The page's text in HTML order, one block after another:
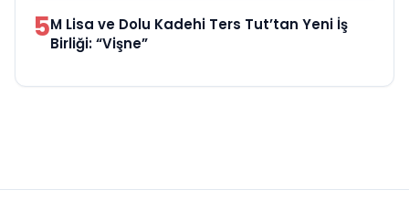
5M Lisa ve Dolu Kadehi Ters Tut’tan Yeni İş
Birliği: “Vişne”